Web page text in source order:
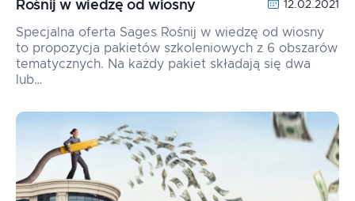
Rośnij w wiedzę od wiosny 12.02.2021
Specjalna oferta Sages Rośnij w wiedzę od wiosny
to propozycja pakietów szkoleniowych z 6 obszarów
tematycznych. Na każdy pakiet składają się dwa
lub…